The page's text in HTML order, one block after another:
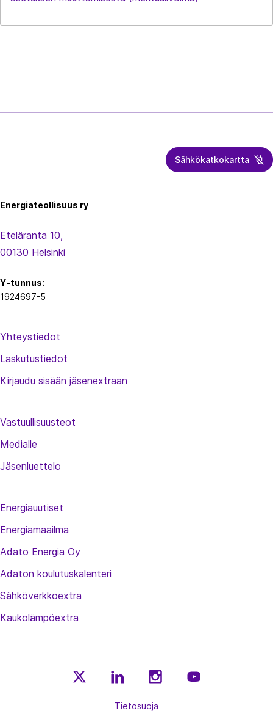
Sähkökatkokartta
Energiateollisuus ry
Eteläranta 10,
00130 Helsinki
Y-tunnus:
1924697-5
Yhteystiedot
Laskutustiedot
Kirjaudu sisään jäsenextraan
Vastuullisuusteot
Medialle
Jäsenluettelo
Energiauutiset
Energiamaailma
Adato Energia Oy
Adaton koulutuskalenteri
Sähköverkkoextra
Kaukolämpöextra
Tietosuoja